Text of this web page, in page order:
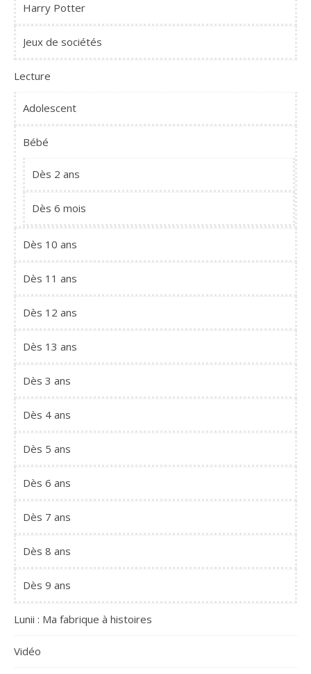
Harry Potter
Jeux de sociétés
Lecture
Adolescent
Bébé
Dès 2 ans
Dès 6 mois
Dès 10 ans
Dès 11 ans
Dès 12 ans
Dès 13 ans
Dès 3 ans
Dès 4 ans
Dès 5 ans
Dès 6 ans
Dès 7 ans
Dès 8 ans
Dès 9 ans
Lunii : Ma fabrique à histoires
Vidéo